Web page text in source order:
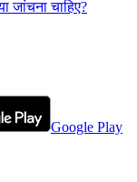
जांचना चाहिए?
Google Play